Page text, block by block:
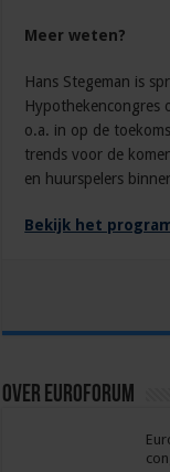
Meer weten?
Hans Stegeman is
Hypothekencongres
o.a. in op de
trends voor de
en huurspelers
Bekijk het
Over euroforum